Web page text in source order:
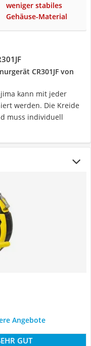
weniger stabiles
Gehäuse-Material
CR301JF von
kann mit jeder
werden. Die Kreide
muss individuell
Angebote
GUT